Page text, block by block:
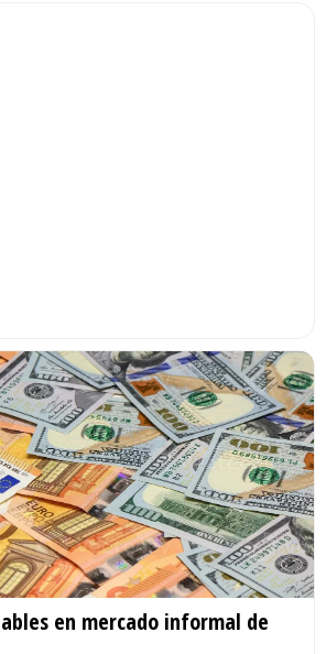
en mercado informal de